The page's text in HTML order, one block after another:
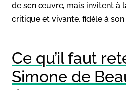
de son œuvre, mais invitent à
critique et vivante, fidèle à son
Ce qu’il faut
Simone de